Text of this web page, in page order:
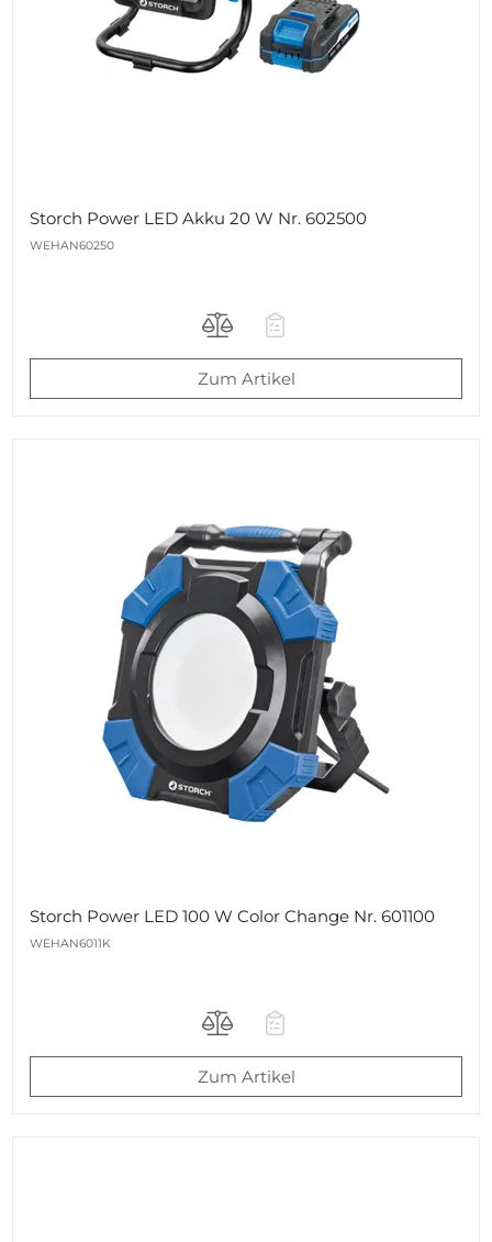
Storch Power LED Akku 20 W Nr. 602500
WEHAN60250
Zum Artikel
Storch Power LED 100 W Color Change Nr. 601100
WEHAN6011K
Zum Artikel